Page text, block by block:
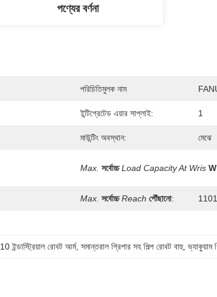
পণ্যের বর্ণনা
পরিচিতিমুলক নাম
ইন্টিগ্রেটেড এয়ার সাপ্লাই: 1
মাউন্টিং অবস্থান: মেঝে
Max. সর্বোচ্চ Load Capacity At Wris
Max. সর্বোচ্চ Reach পৌঁছানো: 1101
রোবট আর্ম, সমান্তরাল গ্রিপার সহ শিল্প রোবট বাহু, ভ্যাকুয়াম